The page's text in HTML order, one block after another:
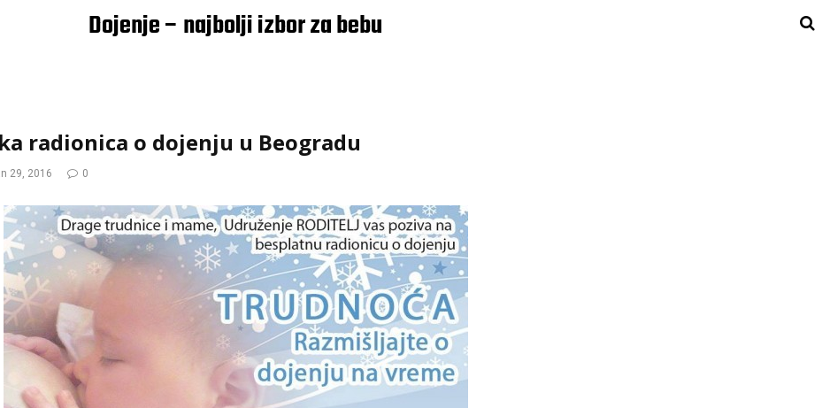
Dojenje – najbolji izbor za bebu
radionica o dojenju u Beogradu
29, 2016 0